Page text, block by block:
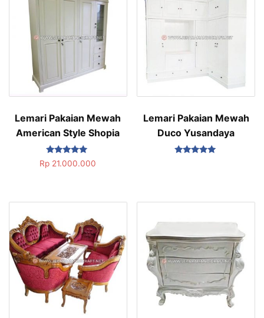
Lemari Pakaian Mewah
American Style Shopia
Dinilai
5.00
Rp 21.000.000
Lemari Pakaian Mewah
Duco Yusandaya